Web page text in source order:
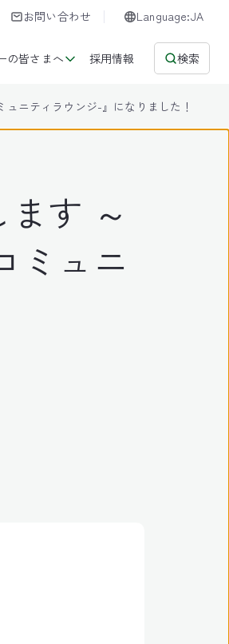
お問い合わせ Language:JA
の皆さまへ 採用情報 検索
ニティラウンジ-』になりました！
す ～
ミュニ